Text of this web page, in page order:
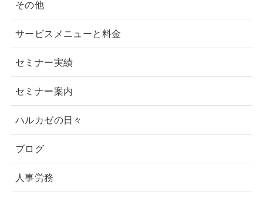
その他
サービスメニューと料金
セミナー実績
セミナー案内
ハルカゼの日々
ブログ
人事労務